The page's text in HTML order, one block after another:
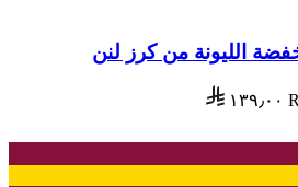
الليونة من كرز لنن
١٣٩٫٠٠